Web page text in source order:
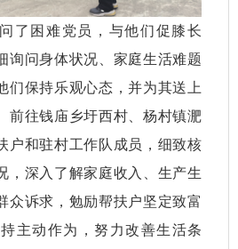
了困难党员，与他们促膝长
询问身体状况、家庭生活难题
们保持乐观心态，并为其送上
前往钱庙乡圩西村、杨村镇淝
户和驻村工作队成员，细致核
，深入了解家庭收入、生产生
众诉求，勉励帮扶户坚定致富
主动作为，努力改善生活条